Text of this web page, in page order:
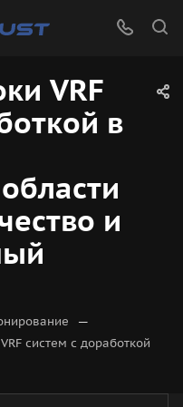
VRF
в
и
—
систем с доработкой